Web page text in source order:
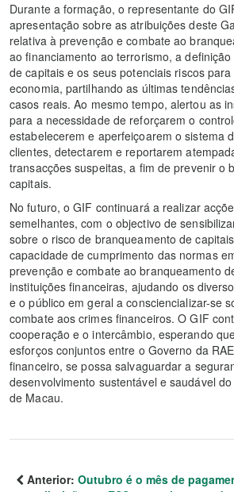
Durante a formação, o representante do
apresentação sobre as atribuições deste
relativa à prevenção e combate ao
ao financiamento ao terrorismo, a
de capitais e os seus potenciais riscos
economia, partilhando as últimas
casos reais. Ao mesmo tempo, alertou as
para a necessidade de reforçarem o
estabelecerem e aperfeiçoarem o sistema
clientes, detectarem e reportarem
transacções suspeitas, a fim de prevenir o
capitais.
No futuro, o GIF continuará a realizar
semelhantes, com o objectivo de
sobre o risco de branqueamento de
capacidade de cumprimento das normas
prevenção e combate ao branqueamento
instituições financeiras, ajudando os
e o público em geral a consciencializar-se
combate aos crimes financeiros. O GIF
cooperação e o intercâmbio, esperando
esforços conjuntos entre o Governo da
financeiro, se possa salvaguardar a
desenvolvimento sustentável e saudável
de Macau.
Anterior: Outubro é o mês de